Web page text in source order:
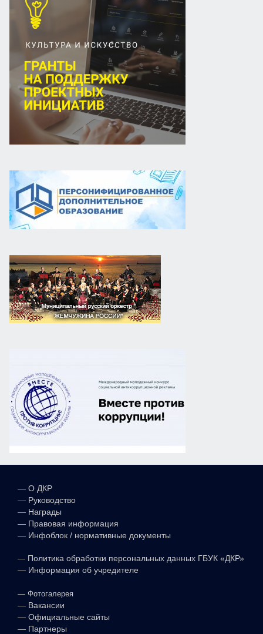
— О ДКР
— Руководство
— Награды
— Правовая информация
— Инфоблок / нормативные документы
— Политика обработки персональных данных ГБУК «ДКР»
— Информация об учредителе
— Фотогалерея
— Вакансии
— Официальные сайты
— Партнеры